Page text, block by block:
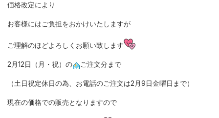
価格改定により
お客様にはご負担をおかけいたしますが
ご理解のほどよろしくお願い致します
2月12日（月・祝）の ご注文分まで
（土日祝定休日の為、お電話のご注文は2月9日金曜日まで）
現在の価格での販売となりますので